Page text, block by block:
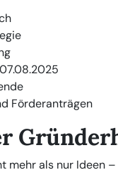
Förderanträgen
als nur Ideen